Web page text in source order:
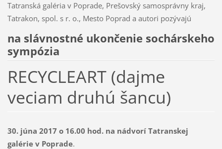
Tatranská galéria v Poprade, Prešovský samosprávny kraj,
Tatrakon, spol. s r. o., Mesto Poprad a autori pozývajú
na slávnostné ukončenie sochárskeho
sympózia
RECYCLEART (dajme
veciam druhú šancu)
30. júna 2017 o 16.00 hod. na nádvorí Tatranskej
galérie v Poprade.